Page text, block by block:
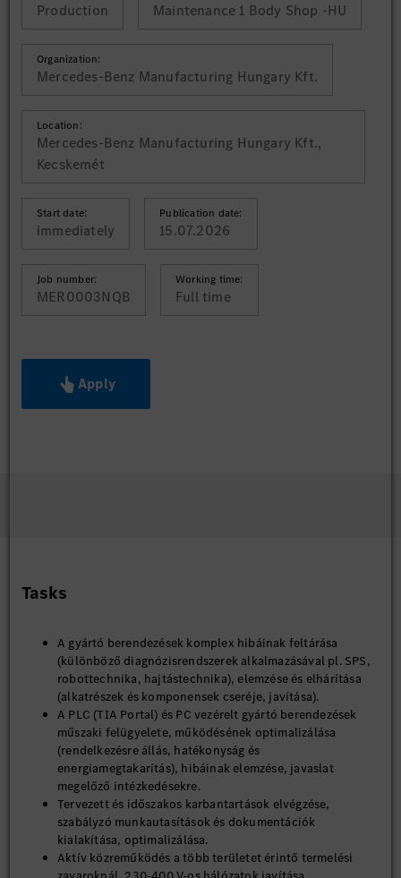
Production Maintenance 1 Body Shop -HU
Organization:
Mercedes-Benz Manufacturing Hungary Kft.
Location:
Mercedes-Benz Manufacturing Hungary Kft.,
Kecskemét
Start date:
immediately
Publication date:
15.07.2026
Job number:
MER0003NQB
Working time:
Full time
Apply
Tasks
A gyártó berendezések komplex hibáinak feltárása
(különböző diagnózisrendszerek alkalmazásával pl. SPS,
robottechnika, hajtástechnika), elemzése és elhárítása
(alkatrészek és komponensek cseréje, javítása).
A PLC (TIA Portal) és PC vezérelt gyártó berendezések
műszaki felügyelete, működésének optimalizálása
(rendelkezésre állás, hatékonyság és
energiamegtakarítás), hibáinak elemzése, javaslat
megelőző intézkedésekre.
Tervezett és időszakos karbantartások elvégzése,
szabályzó munkautasítások és dokumentációk
kialakítása, optimalizálása.
Aktív közreműködés a több területet érintő termelési